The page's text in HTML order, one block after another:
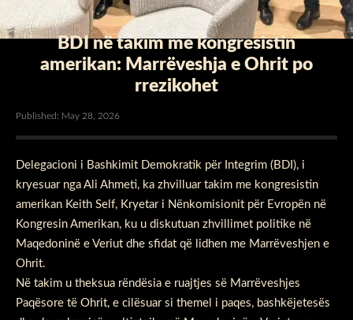
​BDI në takim me kongresistin
amerikan: Marrëveshja e Ohrit po
rrezikohet
Published: May 28, 2026
Delegacioni i Bashkimit Demokratik për Integrim (BDI), i
kryesuar nga Ali Ahmeti, ka zhvilluar takim me kongresistin
amerikan Keith Self, Kryetar i Nënkomisionit për Evropën në
Kongresin Amerikan, ku u diskutuan zhvillimet politike në
Maqedoninë e Veriut dhe sfidat që lidhen me Marrëveshjen e
Ohrit.
Në takim u theksua rëndësia e ruajtjes së Marrëveshjes
Paqësore të Ohrit, e cilësuar si themel i paqes, bashkëjetesës